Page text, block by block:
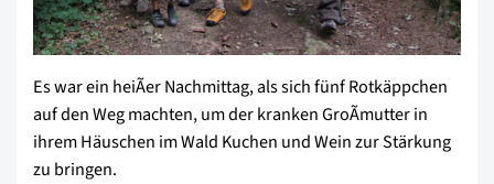
Es war ein heiÃer Nachmittag, als sich fünf Rotkäppchen
auf den Weg machten, um der kranken GroÃmutter in
ihrem Häuschen im Wald Kuchen und Wein zur Stärkung
zu bringen.